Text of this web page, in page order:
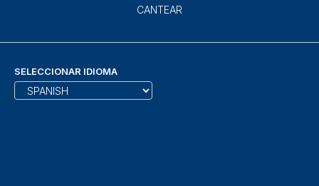
CANTEAR
SELECCIONAR IDIOMA